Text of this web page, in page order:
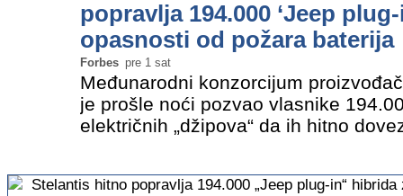
popravlja 194.000 ‘Jeep
opasnosti od požara baterija
Forbes pre 1 sat
Međunarodni konzorcijum
je prošle noći pozvao vlasnike
električnih „džipova“ da ih hitno